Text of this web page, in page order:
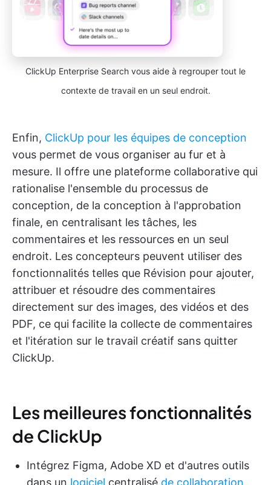
ClickUp Enterprise Search vous aide à regrouper tout le
contexte de travail en un seul endroit.
Enfin, ClickUp pour les équipes de conception
vous permet de vous organiser au fur et à
mesure. Il offre une plateforme collaborative qui
rationalise l'ensemble du processus de
conception, de la conception à l'approbation
finale, en centralisant les tâches, les
commentaires et les ressources en un seul
endroit. Les concepteurs peuvent utiliser des
fonctionnalités telles que Révision pour ajouter,
attribuer et résoudre des commentaires
directement sur des images, des vidéos et des
PDF, ce qui facilite la collecte de commentaires
et l'itération sur le travail créatif sans quitter
ClickUp.
Les meilleures fonctionnalités
de ClickUp
Intégrez Figma, Adobe XD et d'autres outils
dans un logiciel centralisé de collaboration